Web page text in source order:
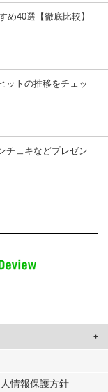
め40選【徹底比較】
ットの推移をチェッ
チェキなどプレゼン
たコンテンツや広告の
情報保護方針